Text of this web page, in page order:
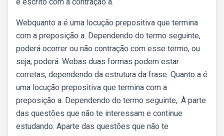
Webquanto a é uma locução prepositiva que termina
com a preposição a. Dependendo do termo seguinte,
poderá ocorrer ou não contração com esse termo, ou
seja, poderá. Webas duas formas podem estar
corretas, dependendo da estrutura da frase. Quanto a é
uma locução prepositiva que termina com a
preposição a. Dependendo do termo seguinte,. À parte
das questões que não te interessam e continue
estudando. Aparte das questões que não te